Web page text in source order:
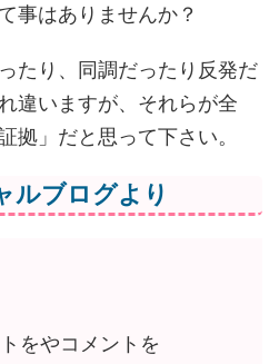
事はありませんか？
たり、同調だったり反発だ
違いますが、それらが全
拠」だと思って下さい。
ルブログより
をやコメントを